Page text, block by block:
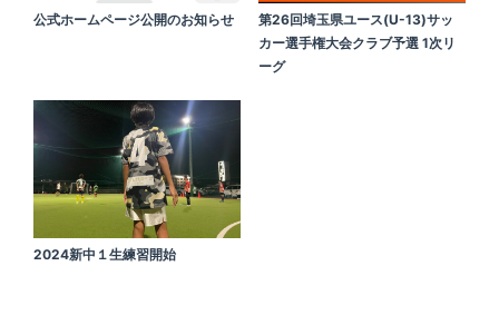
公式ホームページ公開のお知らせ
第26回埼玉県ユース(U-13)サッ
カー選手権大会クラブ予選 1次リ
ーグ
2024新中１生練習開始